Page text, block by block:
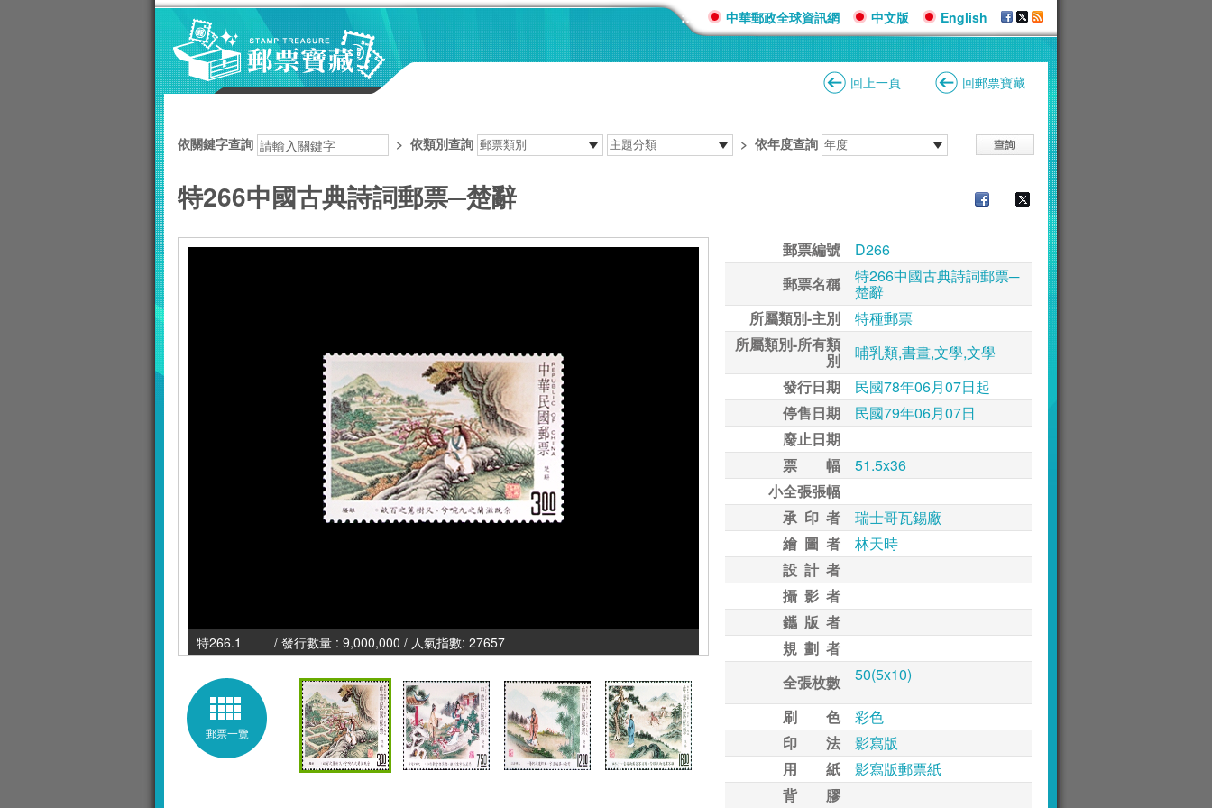
::: 中華郵政全球資訊網 中文版 English
回上一頁 回郵票寶藏
依關鍵字查詢 > 依類別查詢 > 依年度查詢
特266中國古典詩詞郵票─楚辭
特266.1 / 發行數量 : 9,000,000 / 人氣指數: 27657
郵票一覽
郵票編號
D266
郵票名稱
特266中國古典詩詞郵票─
楚辭
所屬類別-主別
特種郵票
所屬類別-所有類
別
哺乳類,書畫,文學,文學
發行日期
民國78年06月07日起
停售日期
民國79年06月07日
廢止日期
票 幅
51.5x36
小全張張幅
承 印 者
瑞士哥瓦錫廠
繪 圖 者
林天時
設 計 者
攝 影 者
鑴 版 者
規 劃 者
全張枚數
50(5x10)
刷 色
彩色
印 法
影寫版
用 紙
影寫版郵票紙
背 膠